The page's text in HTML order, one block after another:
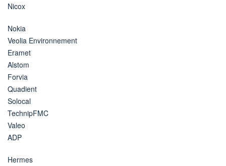
Nicox
Nokia
Veolia Environnement
Eramet
Alstom
Forvia
Quadient
Solocal
TechnipFMC
Valeo
ADP
Hermes